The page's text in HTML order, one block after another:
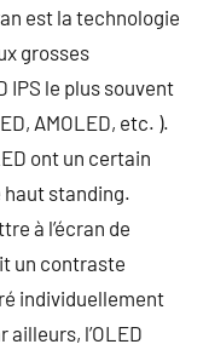
est la technologie
grosses
IPS le plus souvent
AMOLED, etc. ).
ont un certain
haut standing.
à l’écran de
un contraste
individuellement
l’OLED